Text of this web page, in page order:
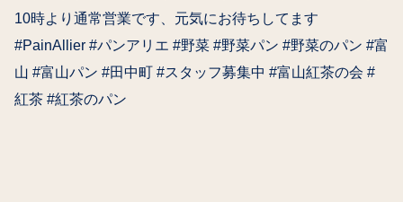
10時より通常営業です、元気にお待ちしてます
#PainAllier #パンアリエ #野菜 #野菜パン #野菜のパン #富
山 #富山パン #田中町 #スタッフ募集中 #富山紅茶の会 #
紅茶 #紅茶のパン